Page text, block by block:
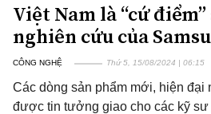
Việt Nam là “cứ
nghiên cứu của
CÔNG NGHỆ Thứ 5, 15/08/2024 | 06:15
Các dòng sản phẩm mới, hiện đại
được tin tưởng giao cho các kỹ